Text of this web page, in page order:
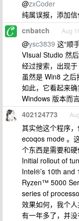
@zxCoder
纯属误报，添加信
cnbatch Aug
@ysc3839 这“顺
VIsual Studio 然
经过搜索，出现
虽然是 Win8 之
如此，它看起来
Windows 版本而
402124773
其实他这个程序
ecoqos mode 。
个东西是需要和硬
Initial rollout of
Intel®’s 10th
Ryzen™ 5000
series of
效果如何，我个
有一年多了，并没